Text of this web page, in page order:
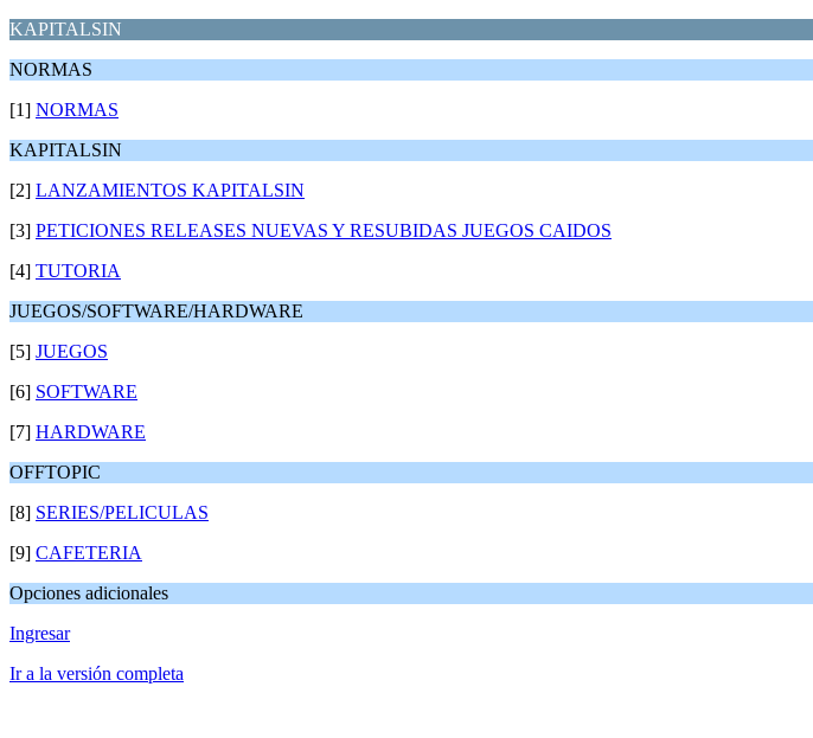
KAPITALSIN
NORMAS
[1] NORMAS
KAPITALSIN
[2] LANZAMIENTOS KAPITALSIN
[3] PETICIONES RELEASES NUEVAS Y RESUBIDAS JUEGOS CAIDOS
[4] TUTORIA
JUEGOS/SOFTWARE/HARDWARE
[5] JUEGOS
[6] SOFTWARE
[7] HARDWARE
OFFTOPIC
[8] SERIES/PELICULAS
[9] CAFETERIA
Opciones adicionales
Ingresar
Ir a la versión completa